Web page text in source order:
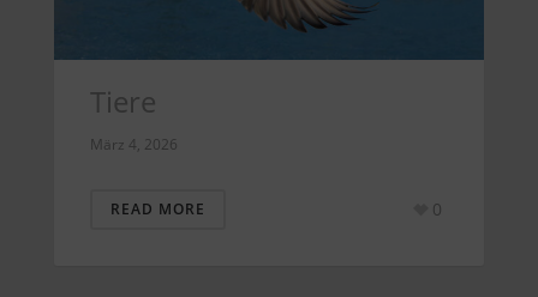
Tiere
März 4, 2026
READ MORE 0